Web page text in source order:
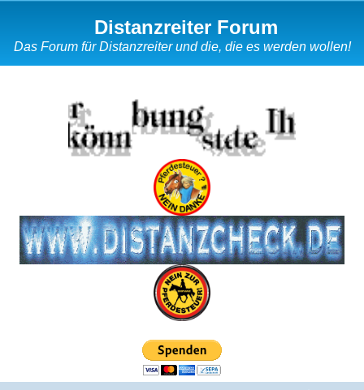
Distanzreiter Forum
Das Forum für Distanzreiter und die, die es werden wollen!